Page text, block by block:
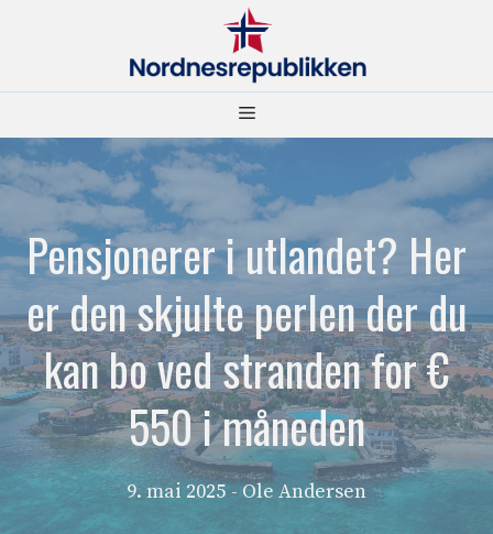
Meny
Pensjonerer i utlandet? Her
er den skjulte perlen der du
kan bo ved stranden for €
550 i måneden
9. mai 2025 - Ole Andersen